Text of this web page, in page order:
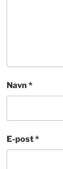
Navn *
E-post*